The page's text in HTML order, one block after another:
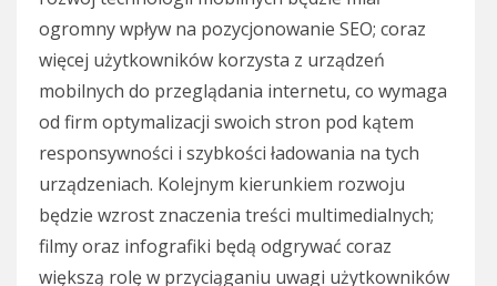
ogromny wpływ na pozycjonowanie SEO; coraz
więcej użytkowników korzysta z urządzeń
mobilnych do przeglądania internetu, co wymaga
od firm optymalizacji swoich stron pod kątem
responsywności i szybkości ładowania na tych
urządzeniach. Kolejnym kierunkiem rozwoju
będzie wzrost znaczenia treści multimedialnych;
filmy oraz infografiki będą odgrywać coraz
większą rolę w przyciąganiu uwagi użytkowników